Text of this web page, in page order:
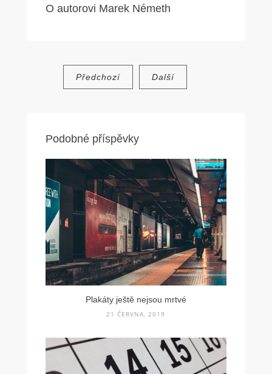
O autorovi Marek Németh
NavigacePředchozí Další
Podobné příspěvky
Plakáty ještě nejsou mrtvé
21 ČERVNA, 2019